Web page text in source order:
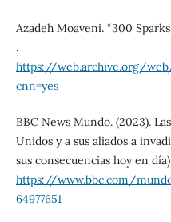
Azadeh Moaveni. “300
.
https://web.archive.org/
cnn=yes
BBC News Mundo. (2023).
Unidos y a sus aliados a
sus consecuencias hoy en
https://www.bbc.com/
64977651